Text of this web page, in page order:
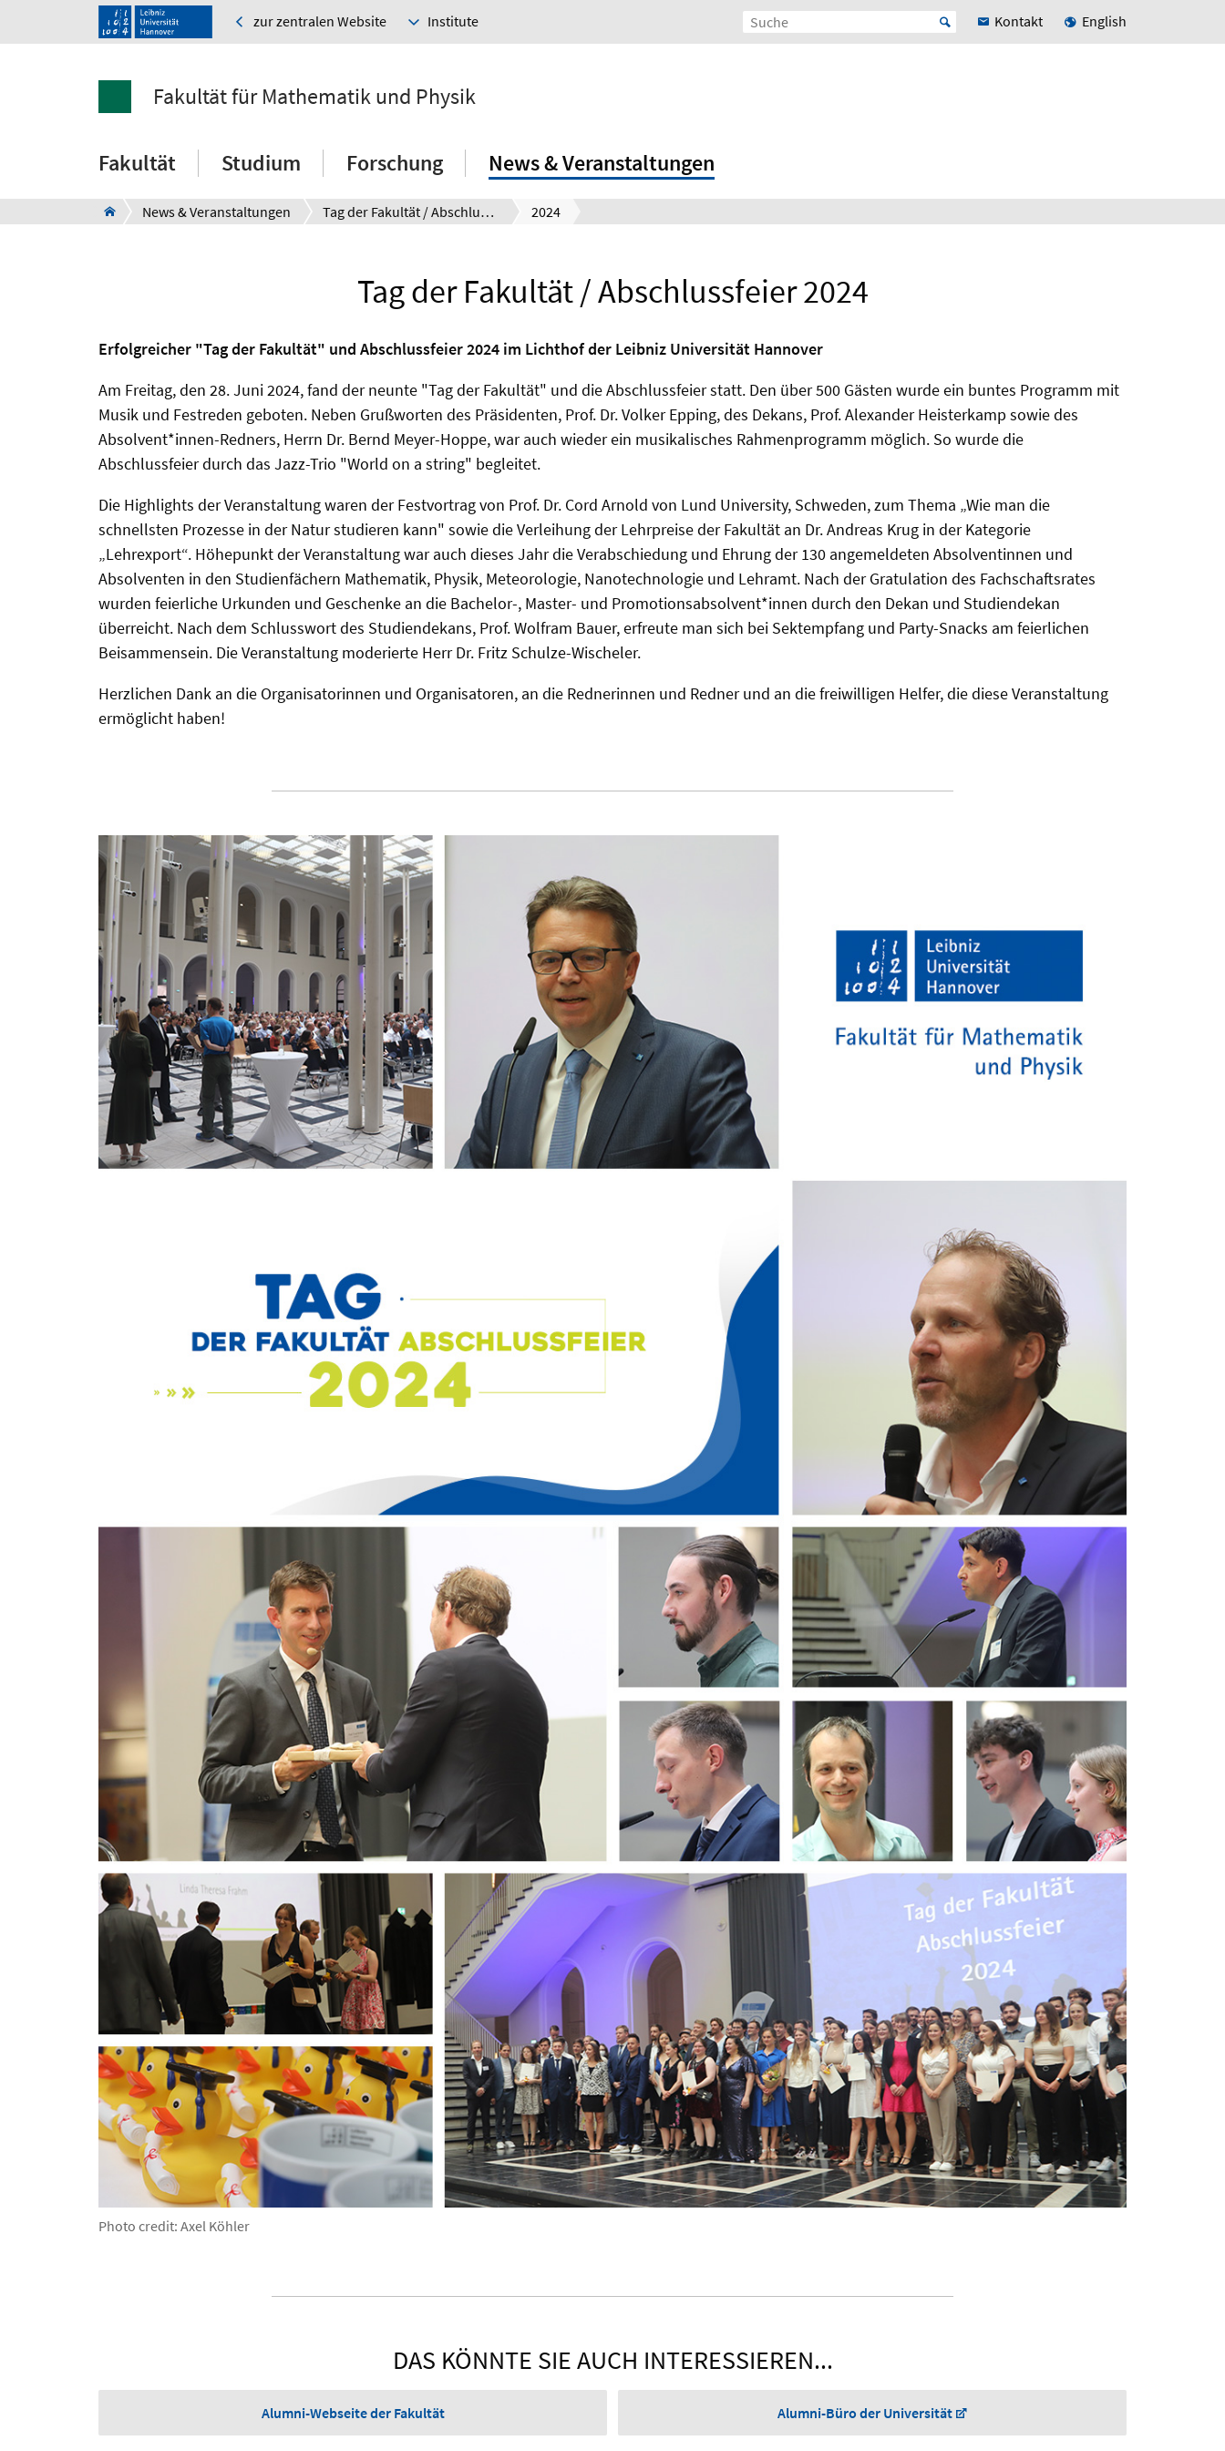
zur zentralen Website Institute Kontakt English
Fakultät für Mathematik und Physik
Fakultät Studium Forschung News & Veranstaltungen
News & Veranstaltungen Tag der Fakultät / Abschlussfeier 2024
Tag der Fakultät / Abschlussfeier 2024
Erfolgreicher "Tag der Fakultät" und Abschlussfeier 2024 im Lichthof der Leibniz Universität Hannover
Am Freitag, den 28. Juni 2024, fand der neunte "Tag der Fakultät" und die Abschlussfeier statt. Den über 500 Gästen wurde ein buntes Programm mit
Musik und Festreden geboten. Neben Grußworten des Präsidenten, Prof. Dr. Volker Epping, des Dekans, Prof. Alexander Heisterkamp sowie des
Absolvent*innen-Redners, Herrn Dr. Bernd Meyer-Hoppe, war auch wieder ein musikalisches Rahmenprogramm möglich. So wurde die
Abschlussfeier durch das Jazz-Trio "World on a string" begleitet.
Die Highlights der Veranstaltung waren der Festvortrag von Prof. Dr. Cord Arnold von Lund University, Schweden, zum Thema „Wie man die
schnellsten Prozesse in der Natur studieren kann" sowie die Verleihung der Lehrpreise der Fakultät an Dr. Andreas Krug in der Kategorie
„Lehrexport“. Höhepunkt der Veranstaltung war auch dieses Jahr die Verabschiedung und Ehrung der 130 angemeldeten Absolventinnen und
Absolventen in den Studienfächern Mathematik, Physik, Meteorologie, Nanotechnologie und Lehramt. Nach der Gratulation des Fachschaftsrates
wurden feierliche Urkunden und Geschenke an die Bachelor-, Master- und Promotionsabsolvent*innen durch den Dekan und Studiendekan
überreicht. Nach dem Schlusswort des Studiendekans, Prof. Wolfram Bauer, erfreute man sich bei Sektempfang und Party-Snacks am feierlichen
Beisammensein. Die Veranstaltung moderierte Herr Dr. Fritz Schulze-Wischeler.
Herzlichen Dank an die Organisatorinnen und Organisatoren, an die Rednerinnen und Redner und an die freiwilligen Helfer, die diese Veranstaltung
ermöglicht haben!
Photo credit: Axel Köhler
DAS KÖNNTE SIE AUCH INTERESSIEREN...
Alumni-Webseite der Fakultät Alumni-Büro der Universität